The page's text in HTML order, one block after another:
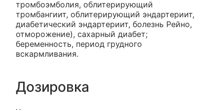
тромбоэмболия, облитерирующий
тромбангиит, облитерирующий эндартериит,
диабетический эндартериит, болезнь Рейно,
отморожение), сахарный диабет;
беременность, период грудного
вскармливания.
Дозировка